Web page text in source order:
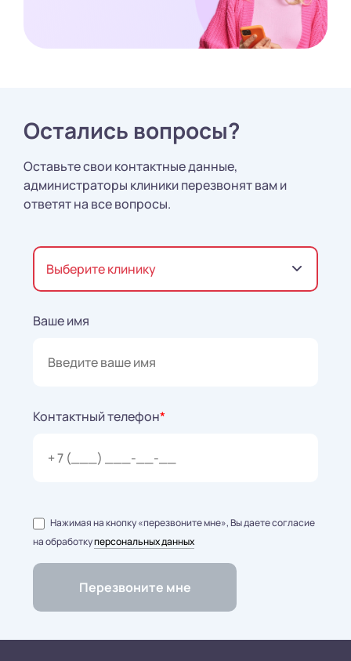
Остались вопросы?
Оставьте свои контактные данные,
администраторы клиники перезвонят вам и
ответят на все вопросы.
Выберите клинику
Ваше имя
Контактный телефон*
Нажимая на кнопку «перезвоните мне», Вы даете согласие
на обработкуперсональных данных